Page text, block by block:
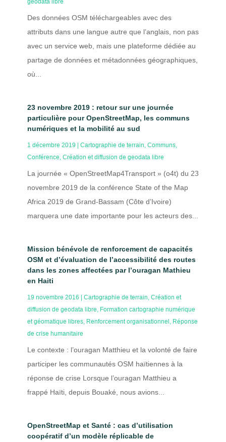
geodata libre
Des données OSM téléchargeables avec des
attributs dans une langue autre que l’anglais, non pas
avec un service web, mais une plateforme dédiée au
partage de données et métadonnées géographiques,
où...
23 novembre 2019 : retour sur une journée
particulière pour OpenStreetMap, les communs
numériques et la mobilité au sud
1 décembre 2019 Cartographie de terrain, Communs,
Conférence, Création et diffusion de geodata libre
La journée « OpenStreetMap4Transport » (o4t) du 23
novembre 2019 de la conférence State of the Map
Africa 2019 de Grand-Bassam (Côte d’Ivoire)
marquera une date importante pour les acteurs des...
Mission bénévole de renforcement de capacités
OSM et d’évaluation de l’accessibilité des routes
dans les zones affectées par l’ouragan Mathieu
en Haiti
19 novembre 2016 Cartographie de terrain, Création et
diffusion de geodata libre, Formation cartographie numérique
et géomatique libres, Renforcement organisationnel , Réponse
de crise humanitaire
Le contexte : l’ouragan Matthieu et la volonté de faire
participer les communautés OSM haïtiennes à la
réponse de crise Lorsque l’ouragan Matthieu a
frappé Haïti, depuis Bouaké, nous avions...
OpenStreetMap et Santé : cas d’utilisation
coopératif d’un modèle réplicable de